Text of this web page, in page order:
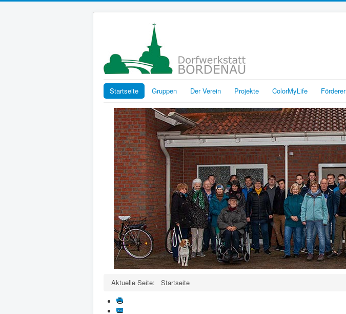
Startseite Gruppen Der Verein Projekte ColorMyLife Förderer
Aktuelle Seite: Startseite